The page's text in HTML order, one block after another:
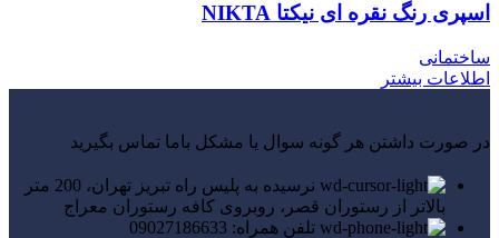
اسپری رنگ نقره ای نیکتا NIKTA
ساختمانی
اطلاعات بیشتر
در صورت داشتن هر گونه سوال یا مشکل باما تماس بگیرید
نرسیده به پلیس راه تبریز تهران، 200 متر
بالاتر از رستوران قصر، روبروی کافه رستوران معراج
تلفن همراه: 09027186633